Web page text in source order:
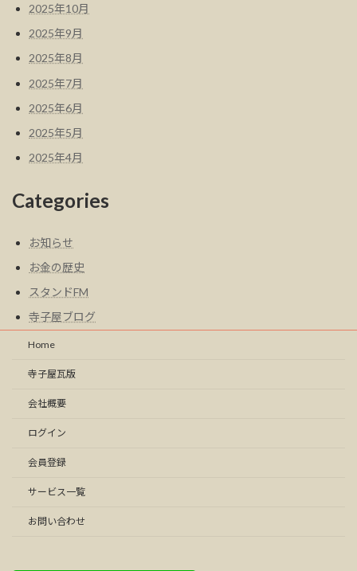
2025年10月
2025年9月
2025年8月
2025年7月
2025年6月
2025年5月
2025年4月
Categories
お知らせ
お金の歴史
スタンドFM
寺子屋ブログ
Home
寺子屋瓦版
会社概要
ログイン
会員登録
サービス一覧
お問い合わせ